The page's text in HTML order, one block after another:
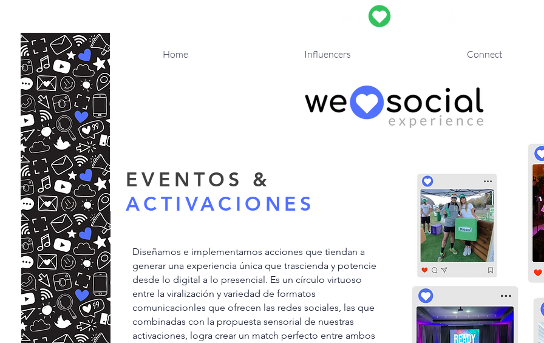
EVENTOS &
ACTIVACIONES
Diseñamos e implementamos acciones que tiendan a
generar una experiencia única que trascienda y potencie
desde lo digital a lo presencial. Es un círculo virtuoso
entre la viralización y variedad de formatos
comunicacionles que ofrecen las redes sociales, las que
combinadas con la propuesta sensorial de nuestras
activaciones, logra crear un match perfecto entre ambos
Home Influencers Connect